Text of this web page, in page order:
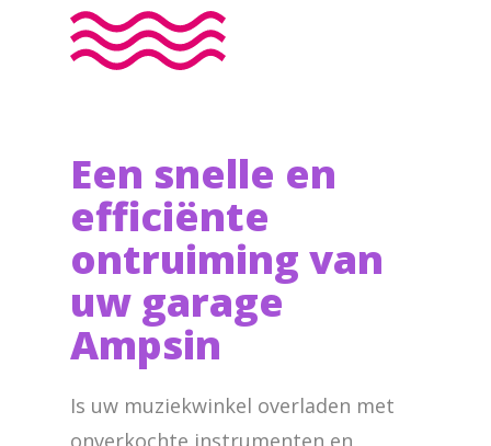
Een snelle en
efficiënte
ontruiming van
uw garage
Ampsin
Is uw muziekwinkel overladen met
onverkochte instrumenten en